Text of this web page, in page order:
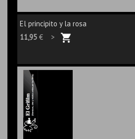
El principito y la rosa
11,95 € >